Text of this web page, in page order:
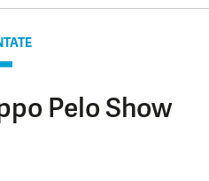
Pelo Show